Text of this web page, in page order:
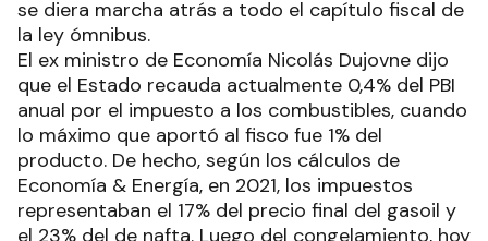
se diera marcha atrás a todo el capítulo fiscal de
la ley ómnibus.
El ex ministro de Economía Nicolás Dujovne dijo
que el Estado recauda actualmente 0,4% del PBI
anual por el impuesto a los combustibles, cuando
lo máximo que aportó al fisco fue 1% del
producto. De hecho, según los cálculos de
Economía & Energía, en 2021, los impuestos
representaban el 17% del precio final del gasoil y